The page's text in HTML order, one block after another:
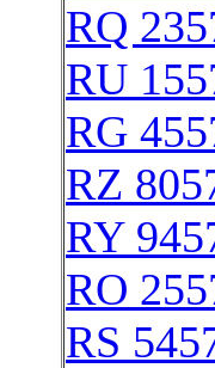
RQ
RU
RG
RZ
RY
RO
RS